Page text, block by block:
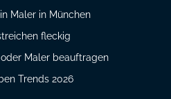
Maler in München
fleckig
Maler beauftragen
Trends 2026